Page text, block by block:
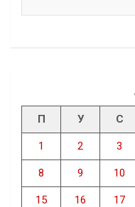
П У С
1 2 3
8 9 10
15 16 17